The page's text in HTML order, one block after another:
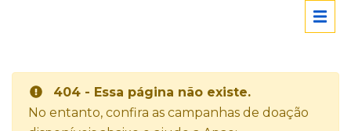
404 - Essa página não existe.
No entanto, confira as campanhas de doação